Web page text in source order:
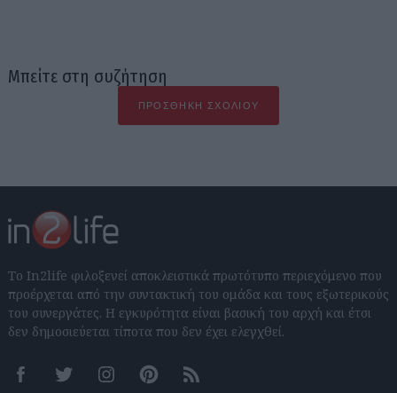
Μπείτε στη συζήτηση
ΠΡΟΣΘΉΚΗ ΣΧΟΛΊΟΥ
Το In2life φιλοξενεί αποκλειστικά πρωτότυπο περιεχόμενο που
προέρχεται από την συντακτική του ομάδα και τους εξωτερικούς
του συνεργάτες. Η εγκυρότητα είναι βασική του αρχή και έτσι
δεν δημοσιεύεται τίποτα που δεν έχει ελεγχθεί.
FacebookTwitter InstagramPinterestRSS feeds